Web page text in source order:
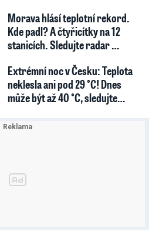
Morava hlásí teplotní rekord.
Kde padl? A čtyřicítky na 12
stanicích. Sledujte radar …
Extrémní noc v Česku: Teplota
neklesla ani pod 29 °C! Dnes
může být až 40 °C, sledujte…